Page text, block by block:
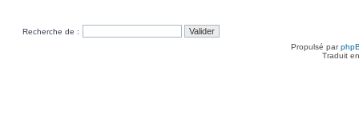
Recherche de :
Propulsé par
Traduit